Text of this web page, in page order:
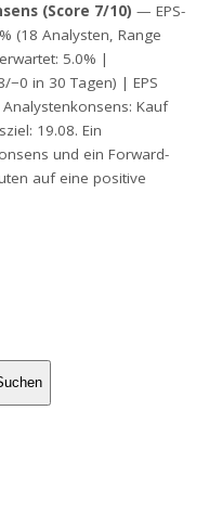
(Score 7/10) — EPS-
(18 Analysten, Range
5.0% |
−0 in 30 Tagen) | EPS
Kauf
19.08. Ein
und ein Forward-
auf eine positive